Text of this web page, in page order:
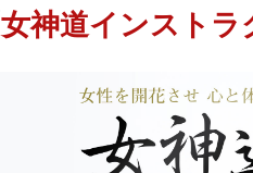
女神道インストラ